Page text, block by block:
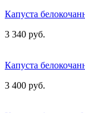
Капуста
3 340 руб.
Капуста
3 400 руб.